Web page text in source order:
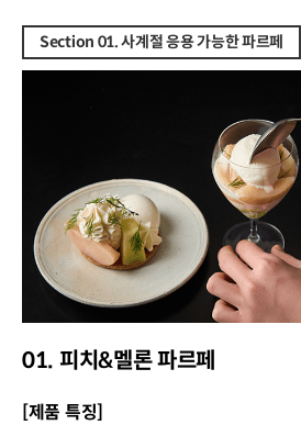
Section 01. 사계절 응용 가능한 파르페
01. 피치&멜론 파르페
[제품 특징]